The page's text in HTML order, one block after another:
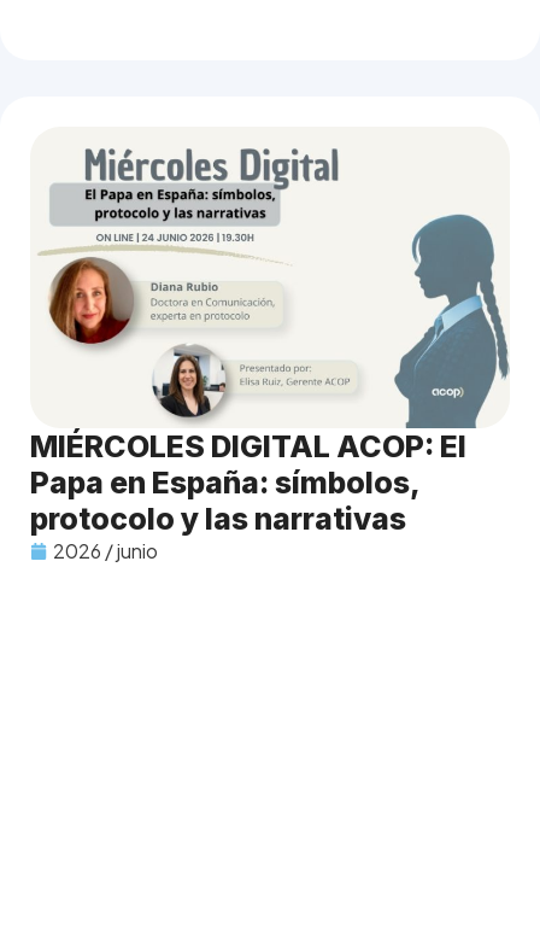
MIÉRCOLES DIGITAL ACOP: El
Papa en España: símbolos,
protocolo y las narrativas
2026 / junio